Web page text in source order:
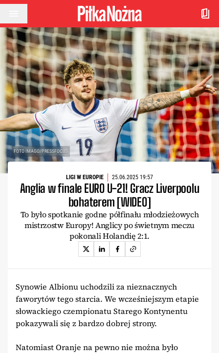
Przejdź do treści
FOTO IMAGO/PRESSFOCUS
LIGI W EUROPIE 25.06.2025 19:57
Anglia w finale EURO U-21! Gracz Liverpoolu
bohaterem [WIDEO]
To było spotkanie godne półfinału młodzieżowych
mistrzostw Europy! Anglicy po świetnym meczu
pokonali Holandię 2:1.
Synowie Albionu uchodzili za nieznacznych
faworytów tego starcia. We wcześniejszym etapie
słowackiego czempionatu Starego Kontynentu
pokazywali się z bardzo dobrej strony.
Natomiast Oranje na pewno nie można było